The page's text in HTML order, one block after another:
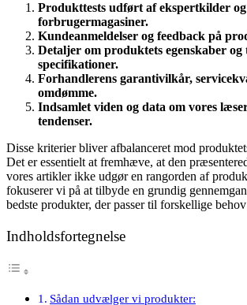
Produkttests udført af ekspertkilder
forbrugermagasiner.
Kundeanmeldelser og feedback på
Detaljer om produktets egenskaber og
specifikationer.
Forhandlerens garantivilkår,
omdømme.
Indsamlet viden og data om vores
tendenser.
Disse kriterier bliver afbalanceret mod
Det er essentielt at fremhæve, at den
vores artikler ikke udgør en rangorden af
fokuserer vi på at tilbyde en grundig
bedste produkter, der passer til forskellige
Indholdsfortegnelse
Sådan udvælger vi produkter: